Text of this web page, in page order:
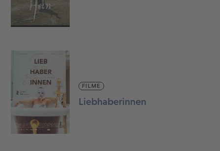
FILME
Liebhaberinnen